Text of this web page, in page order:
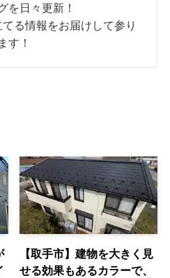
を日々更新！
る情報をお届けして参り
ます！
【取手市】建物を大きく見
せる効果もあるカラーで、